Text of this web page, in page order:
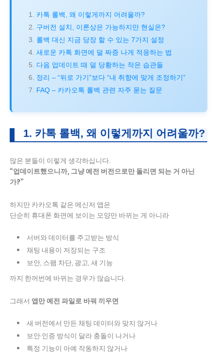
카톡 롤백, 왜 이렇게까지 어려울까?
구버전 설치, 이론상은 가능하지만 현실은?
롤백 대신 지금 당장 할 수 있는 7가지 설정
새로운 카톡 화면에 덜 짜증 나게 적응하는 법
다음 업데이트 때 덜 당황하는 작은 습관들
정리 – “뒤로 가기”보다 “내 취향에 맞게 조정하기”
FAQ – 카카오톡 롤백 관련 자주 묻는 질문
1. 카톡 롤백, 왜 이렇게까지 어려울까?
많은 분들이 이렇게 생각하십니다.
“업데이트했으니까, 그냥 예전 버전으로만 돌리면 되는 거 아닌
가?”
하지만 카카오톡 같은 메신저 앱은
단순히 휴대폰 화면에 보이는 모양만 바뀌는 게 아니라
서버와 데이터를 주고받는 방식
채팅 내용이 저장되는 구조
보안, 스팸 차단, 광고, 새 기능
까지 한꺼번에 바뀌는 경우가 많습니다.
그래서 앱만 예전 파일로 바꿔 끼우면
새 버전에서 만든 채팅 데이터와 맞지 않거나
보안·인증 방식이 달라 충돌이 나거나
특정 기능이 아예 작동하지 않거나